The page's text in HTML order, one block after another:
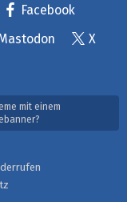
Facebook
X
mit einem